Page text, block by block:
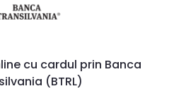
cu cardul prin Banca
(BTRL)